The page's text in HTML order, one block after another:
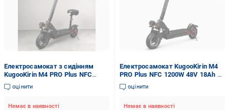
Електросамокат з сидiнням
KugooKirin M4 PRO Plus NFC
1200W 48V 18Ah + вольтметр та
ключ 3 фари
оцінити
Немає в наявності
Електросамокат KugooKirin M4
PRO Plus NFC 1200W 48V 18Ah +
вольтметр та ключ 3 фари
оцінити
Немає в наявності